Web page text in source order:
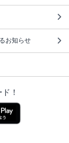
お知らせ
！